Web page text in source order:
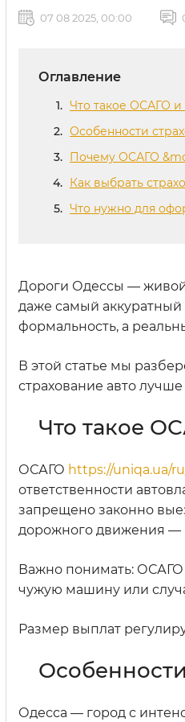
07 08 2025, 00:00
Оглавление
Что такое ОСАГО
Особенности
Почему ОСАГО
Как выбрать
Что нужно для
Дороги Одессы — живой
даже самый
формальность, а
В этой статье мы
страхование авто
Что такое
ОСАГО https://uniqa.ua/
ответственности
запрещено законно
дорожного движения —
Важно понимать: ОСАГО
чужую машину или
Размер выплат
Одесса — город с